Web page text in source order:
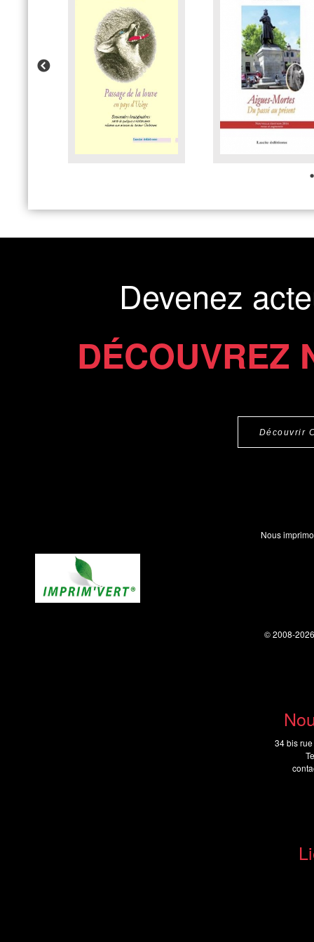
Devenez
DÉCOUVREZ
Découvrir
34 bis
Nous
© 2008-